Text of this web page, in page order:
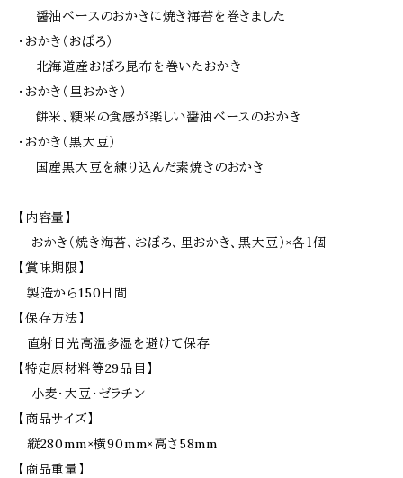
醤油ベースのおかきに焼き海苔を巻きました
・おかき（おぼろ）
北海道産おぼろ昆布を巻いたおかき
・おかき（里おかき）
餅米、粳米の食感が楽しい醤油ベースのおかき
・おかき（黒大豆）
国産黒大豆を練り込んだ素焼きのおかき
【内容量】
おかき（焼き海苔、おぼろ、里おかき、黒大豆）×各１個
【賞味期限】
製造から150日間
【保存方法】
直射日光高温多湿を避けて保存
【特定原材料等29品目】
小麦・大豆・ゼラチン
【商品サイズ】
縦280mm×横90mm×高さ58mm
【商品重量】